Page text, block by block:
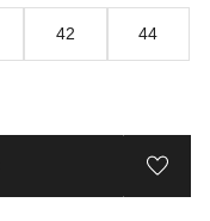
42 44